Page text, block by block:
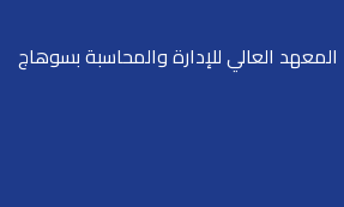
المعهد العالي للإدارة والمحاسبة بسوهاج